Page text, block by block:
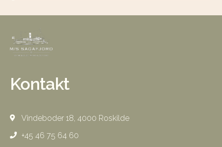
Kontakt
Vindeboder 18, 4000 Roskilde
+45 46 75 64 60